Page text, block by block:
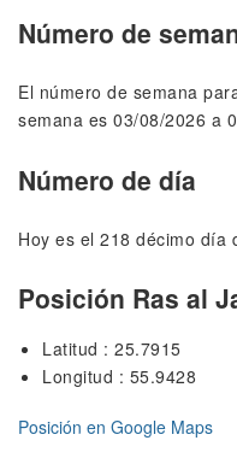
Número de
El número de semana
semana es 03/08/2026 a
Número de día
Hoy es el 218 décimo día
Posición Ras al
Latitud : 25.7915
Longitud : 55.9428
Posición en Google Maps